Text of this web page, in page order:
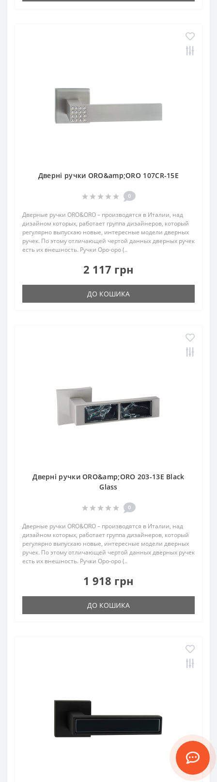
Дверні ручки ORO&amp;ORO 107CR-15E
0
Дверные ручки ORO&ORO – производятся в Италии, над
дизайном которых, работает группа дизайнеров, который
регулярно выпускаю новые, интересные модели дверных
ручек. По этому отличающей чертой данных дверных ручек
есть их внешность. Ручки Оро-оро (..
2 117 грн
ДО КОШИКА
Дверні ручки ORO&amp;ORO 203-13E Black
Glass
0
Дверные ручки ORO&ORO – производятся в Италии, над
дизайном которых, работает группа дизайнеров, который
регулярно выпускаю новые, интересные модели дверных
ручек. По этому отличающей чертой данных дверных ручек
есть их внешность. Ручки Оро-оро (..
1 918 грн
ДО КОШИКА